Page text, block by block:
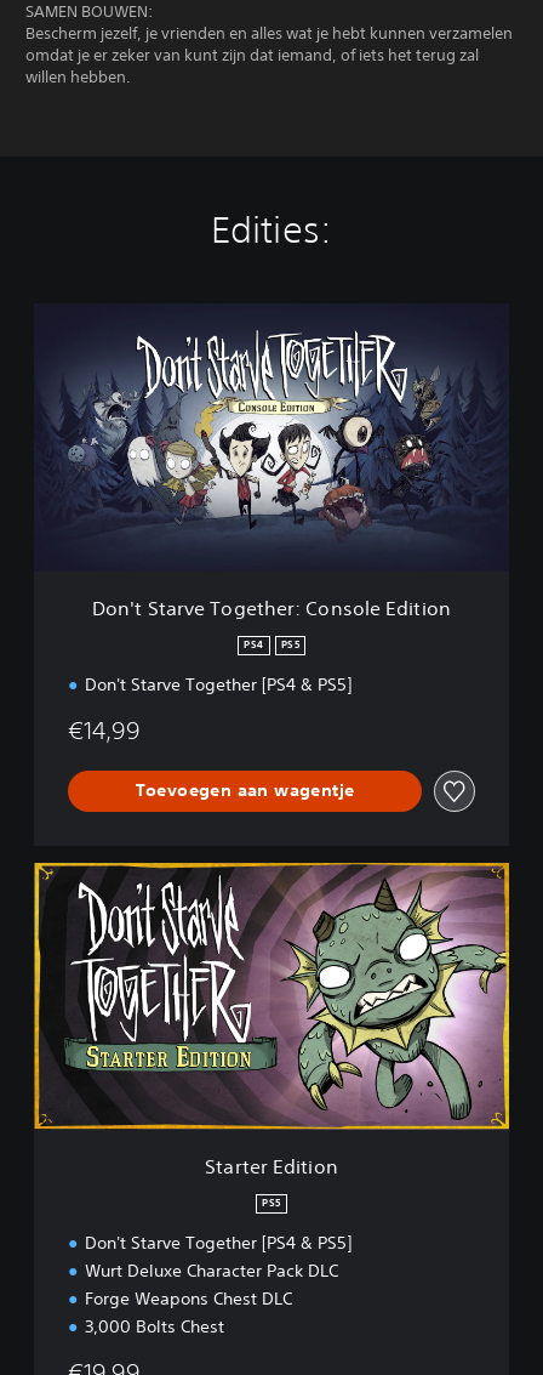
SAMEN BOUWEN:
Bescherm jezelf, je vrienden en alles wat je hebt kunnen verzamelen
omdat je er zeker van kunt zijn dat iemand, of iets het terug zal
willen hebben.
Edities:
o
e
E
d
i
t
i
o
n
Don't Starve Together: Console Edition
PS4 PS5
Don't Starve Together [PS4 & PS5]
€14,99
Toevoegen aan wagentje
S
t
a
r
e
r
E
d
i
t
i
Starter Edition
PS5
Don't Starve Together [PS4 & PS5]
Wurt Deluxe Character Pack DLC
Forge Weapons Chest DLC
3,000 Bolts Chest